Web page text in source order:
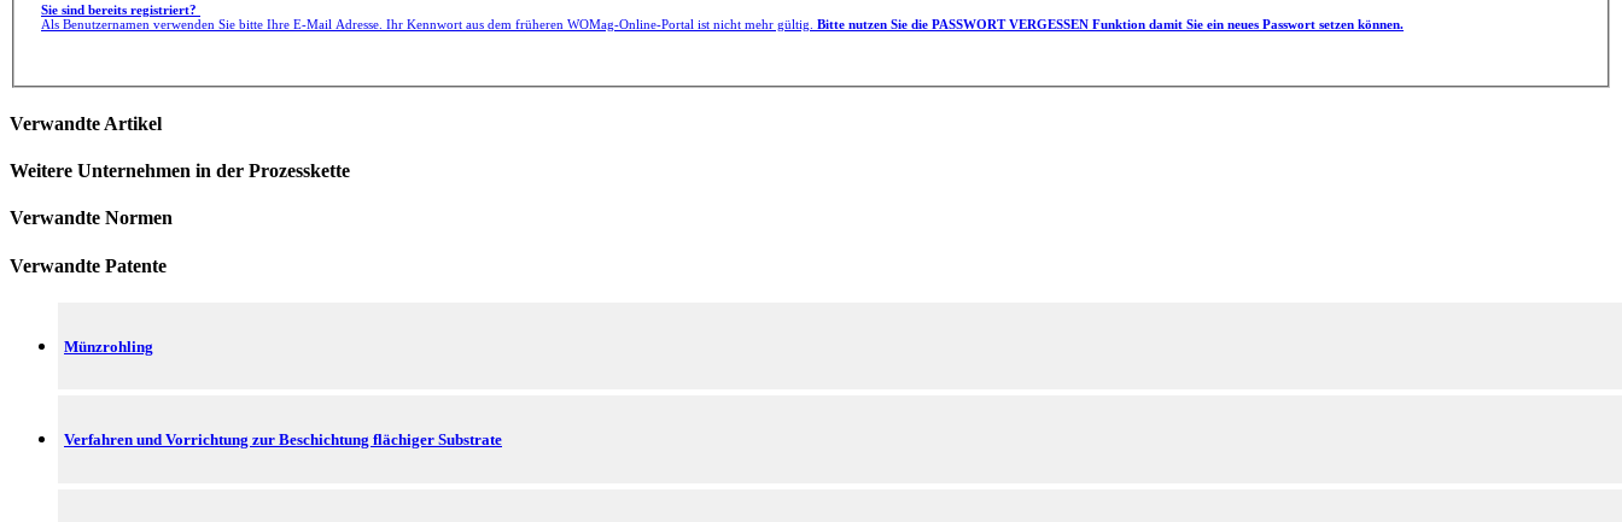
Sie sind bereits registriert?
Als Benutzernamen verwenden Sie bitte Ihre E-Mail Adresse. Ihr Kennwort aus dem früheren WOMag-Online-Portal ist nicht mehr gültig. Bitte nutzen Sie die PASSWORT VERGESSEN Funktion damit Sie ein neues Passwort setzen können.
Verwandte Artikel
Weitere Unternehmen in der Prozesskette
Verwandte Normen
Verwandte Patente
Münzrohling
Verfahren und Vorrichtung zur Beschichtung flächiger Substrate